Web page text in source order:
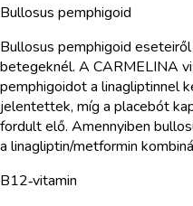
Bullosus pemphigoid
Bullosus pemphigoid
betegeknél. A CARMELINA
pemphigoidot a linagliptinnel
jelentettek, míg a placebót
fordult elő. Amennyiben
a linagliptin/metformin
B12‑vitamin